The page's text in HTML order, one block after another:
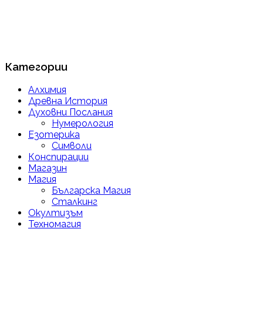
Категории
Алхимия
Древна История
Духовни Послания
Нумерология
Езотерика
Символи
Конспирации
Магазин
Магия
Българска Магия
Сталкинг
Окултизъм
Техномагия